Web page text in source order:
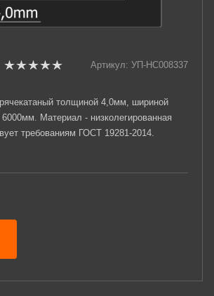
Артикул: УП-НС008337
толщиной 4,0мм, шириной
Материал - низколегированная
требованиям ГОСТ 19281-2014.